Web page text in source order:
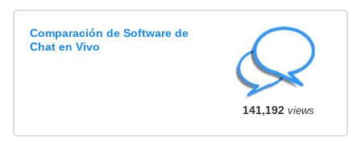
Comparación de Software de
Chat en Vivo
141,192views